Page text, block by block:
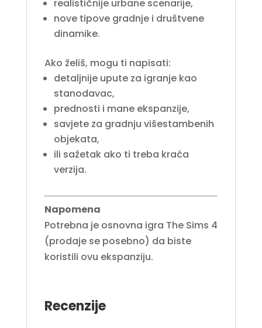
realističnije urbane scenarije,
nove tipove gradnje i društvene
dinamike.
Ako želiš, mogu ti napisati:
detaljnije upute za igranje kao
stanodavac,
prednosti i mane ekspanzije,
savjete za gradnju višestambenih
objekata,
ili sažetak ako ti treba kraća
verzija.
Napomena
Potrebna je osnovna igra The Sims 4
(prodaje se posebno) da biste
koristili ovu ekspanziju.
Recenzije